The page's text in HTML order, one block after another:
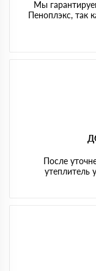
Мы
Пеноплэкс, так
После
утеплитель